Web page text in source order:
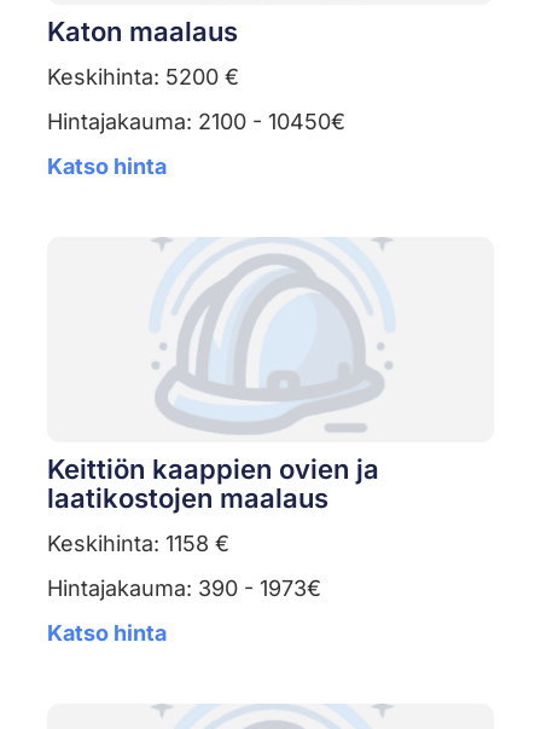
Katon maalaus
Keskihinta: 5200 €
Hintajakauma: 2100 - 10450€
Katso hinta
Keittiön kaappien ovien ja
laatikostojen maalaus
Keskihinta: 1158 €
Hintajakauma: 390 - 1973€
Katso hinta